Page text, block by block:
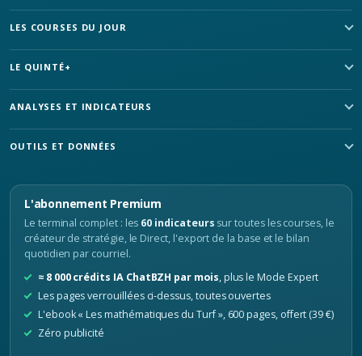
LES COURSES DU JOUR
LE QUINTÉ+
ANALYSES ET INDICATEURS
OUTILS ET DONNÉES
L'abonnement Premium
Le terminal complet : les 60 indicateurs sur toutes les courses, le
créateur de stratégie, le Direct, l'export de la base et le bilan
quotidien par courriel.
≈ 8 000 crédits IA ChatBZH par mois, plus le Mode Expert
Les pages verrouillées ci-dessus, toutes ouvertes
L'ebook « Les mathématiques du Turf », 600 pages, offert (39 €)
Zéro publicité